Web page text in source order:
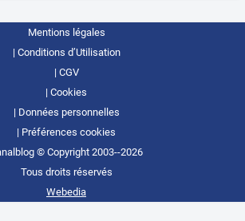
Mentions légales
Conditions d’Utilisation
CGV
Cookies
Données personnelles
Préférences cookies
© Copyright 2003--2026
Tous droits réservés
Webedia